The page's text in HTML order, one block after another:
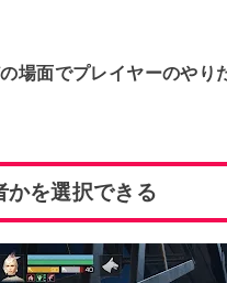
場面でプレイヤーのや
かを選択できる